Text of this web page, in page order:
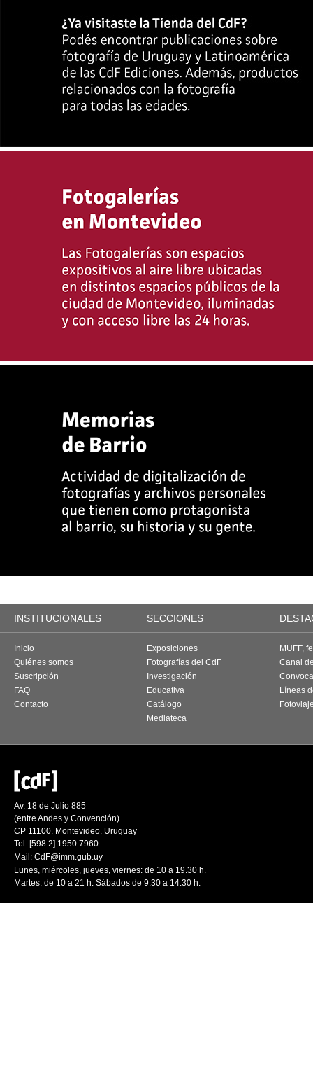
INSTITUCIONALES SECCIONES
Inicio
Quiénes somos
Suscripción
FAQ
Contacto
Exposiciones
Fotografías del CdF
Investigación
Educativa
Catálogo
Mediateca
MUFF,
Canal
Líneas
Av. 18 de Julio 885
(entre Andes y Convención)
CP 11100. Montevideo. Uruguay
Tel: [598 2] 1950 7960
Mail: CdF@imm.gub.uy
Lunes, miércoles, jueves, viernes: de 10 a 19.30 h.
Martes: de 10 a 21 h. Sábados de 9.30 a 14.30 h.